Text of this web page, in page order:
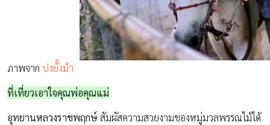
ภาพจาก ปงยั้งม้า
ที่เที่ยวเอาใจคุณพ่อคุณแม่
อุทยานหลวงราชพฤกษ์สัมผัสความสวยงามของหมู่มวลพรรณไม้ได้